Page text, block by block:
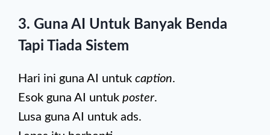
3. Guna AI Untuk Banyak Benda
Tapi Tiada Sistem
Hari ini guna AI untuk caption.
Esok guna AI untuk poster.
Lusa guna AI untuk ads.